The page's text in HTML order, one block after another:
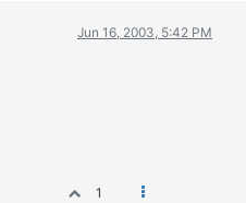
Jun 16, 2003, 5:42 PM
1